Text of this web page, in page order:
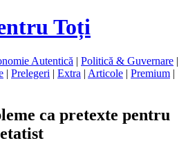
Toți
Autentică | Politică & Guvernare |
| Prelegeri | Extra | Articole | Premium |
ca pretexte pentru